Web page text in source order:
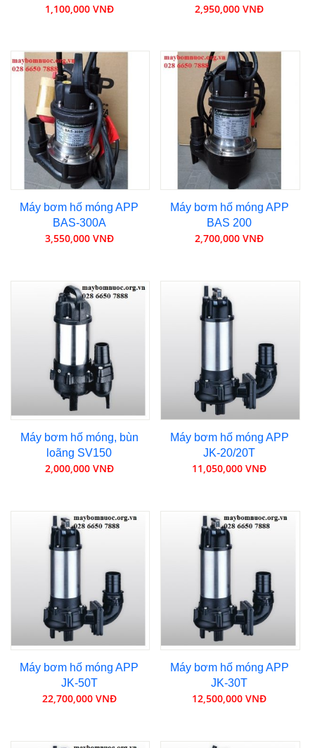
1,100,000 VNĐ 2,950,000 VNĐ
Máy bơm hố móng APP
BAS-300A
3,550,000 VNĐ
Máy bơm hố móng APP
BAS 200
2,700,000 VNĐ
Máy bơm hố móng, bùn
loãng SV150
2,000,000 VNĐ
Máy bơm hố móng APP
JK-20/20T
11,050,000 VNĐ
Máy bơm hố móng APP
JK-50T
22,700,000 VNĐ
Máy bơm hố móng APP
JK-30T
12,500,000 VNĐ